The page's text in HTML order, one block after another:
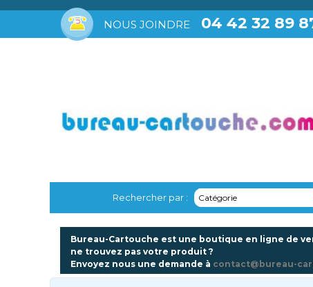
NOUS JOINDRE 04 42 32 89
Rechercher par : Catégorie
Bureau-Cartouche est une boutique en ligne de
ne trouvez pas votre produit ?
Envoyez nous une demande à contact@bureau-